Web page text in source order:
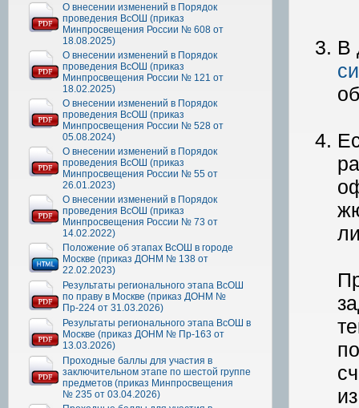
О внесении изменений в Порядок
проведения ВсОШ (приказ
Минпросвещения России № 608 от
18.08.2025)
О внесении изменений в Порядок
проведения ВсОШ (приказ
Минпросвещения России № 121 от
18.02.2025)
О внесении изменений в Порядок
проведения ВсОШ (приказ
Минпросвещения России № 528 от
05.08.2024)
О внесении изменений в Порядок
проведения ВсОШ (приказ
Минпросвещения России № 55 от
26.01.2023)
О внесении изменений в Порядок
проведения ВсОШ (приказ
Минпросвещения России № 73 от
14.02.2022)
Положение об этапах ВсОШ в городе
Москве (приказ ДОНМ № 138 от
22.02.2023)
Результаты регионального этапа ВсОШ
по праву в Москве (приказ ДОНМ №
Пр-224 от 31.03.2026)
Результаты регионального этапа ВсОШ в
Москве (приказ ДОНМ № Пр-163 от
13.03.2026)
Проходные баллы для участия в
заключительном этапе по шестой группе
предметов (приказ Минпросвещения
№ 235 от 03.04.2026)
В